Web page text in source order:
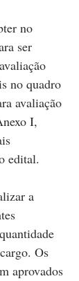
no
ser
no quadro
avaliação
I,
edital.
a
Os
aprovados